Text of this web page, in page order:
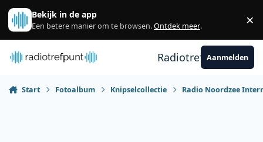
Spring naar bijdragen
Bekijk in de app
Een betere manier om te browsen.Ontdek meer. ×
RadiotrefpuntAanmelden
Start Fotoalbum Knipselcollectie Radio Noordzee